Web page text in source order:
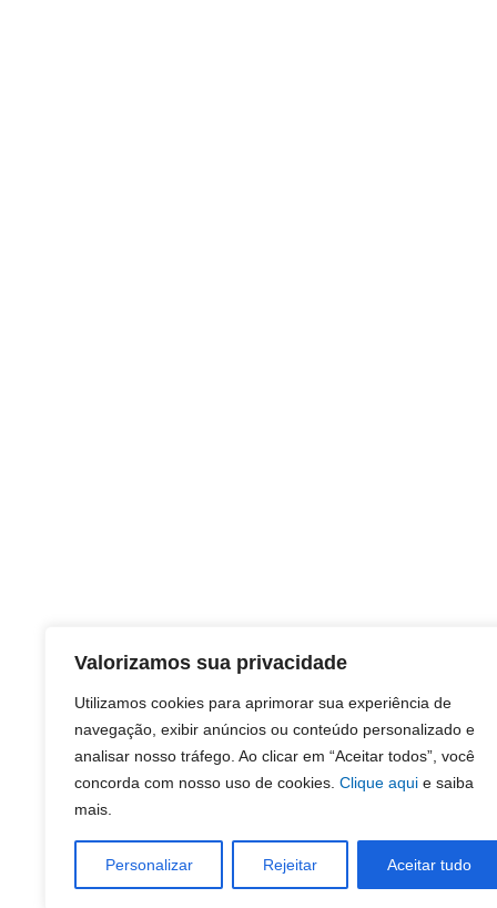
Valorizamos sua privacidade
Utilizamos cookies para aprimorar sua experiência de
navegação, exibir anúncios ou conteúdo personalizado e
analisar nosso tráfego. Ao clicar em “Aceitar todos”, você
concorda com nosso uso de cookies. Clique aqui e saiba
mais.
Personalizar Rejeitar Aceitar tudo